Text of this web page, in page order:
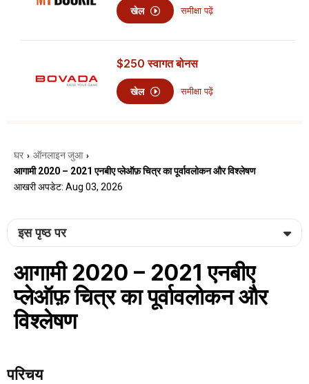
खेल समीक्षा पढ़ें
$250 स्वागत बोनस
खेल समीक्षा पढ़ें
घर › ऑनलाइन जुआ ›
आगामी 2020 – 2021 एनबीए प्लेऑफ़ चित्र का पूर्वावलोकन और विश्लेषण
आखरी अपडेट: Aug 03, 2026
इस पृष्ठ पर
आगामी 2020 – 2021 एनबीए
प्लेऑफ़ चित्र का पूर्वावलोकन और
विश्लेषण
परिचय